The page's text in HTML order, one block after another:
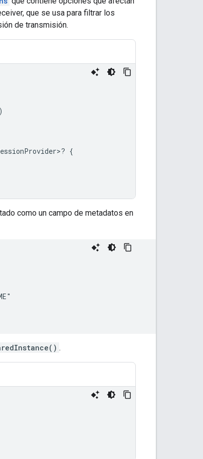
que se usa para filtrar los
de transmisión.
{
como un campo de metadatos en
.